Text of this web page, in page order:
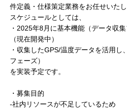
件定義・仕様策定業務をお任せいたし
スケジュールとしては、
・2025年8月に基本機能（データ収
（現在開発中）
・収集したGPS/温度データを活用
フェーズ）
を実装予定です。
・募集目的
-社内リソースが不足しているため